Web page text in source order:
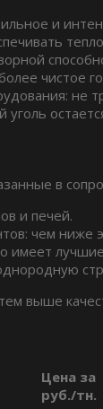
и
не
в
и печей.
чем ниже
имеет
выше
Цена за
руб./тн.